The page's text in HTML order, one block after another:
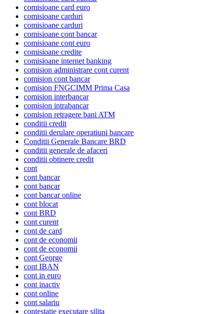
comisioane card euro
comisioane carduri
comisioane carduri
comisioane cont bancar
comisioane cont euro
comisioane credite
comisioane internet banking
comision administrare cont curent
comision cont bancar
comision FNGCIMM Prima Casa
comision interbancar
comision intrabancar
comision retragere bani ATM
conditii credit
conditii derulare operatiuni bancare
Conditii Generale Bancare BRD
conditii generale de afaceri
conditii obtinere credit
cont
cont bancar
cont bancar
cont bancar online
cont blocat
cont BRD
cont curent
cont de card
cont de economii
cont de economii
cont George
cont IBAN
cont in euro
cont inactiv
cont online
cont salariu
contestatie executare silita